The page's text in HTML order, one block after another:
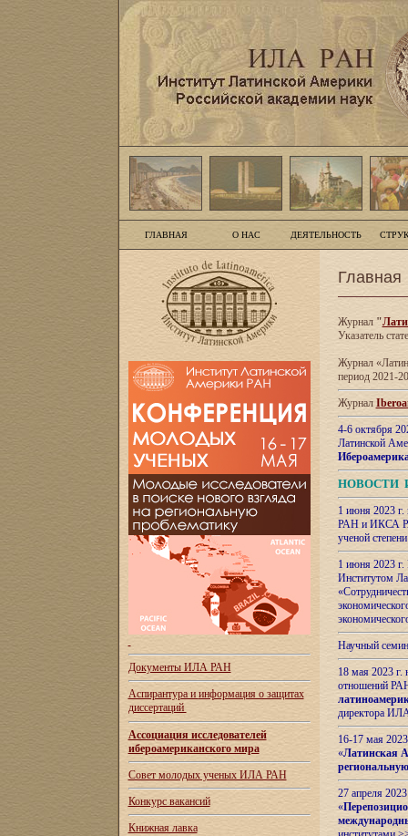
ГЛАВНАЯ О НАС ДЕЯТЕЛЬНОСТЬ
Документы ИЛА РАН
Аспирантура и информация о защитах
диссертаций
Ассоциация исследователей
ибероамериканского мира
Совет молодых ученых ИЛА РАН
Конкурс вакансий
Книжная лавка
Главная
Журнал"
Указатель
Журнал
период 2021-
Журнал
4-6 октября
Латинской
НОВОСТИ
1 июня 2023
РАН и ИКСА
ученой
1 июня 2023
Институтом
Научный
18 мая 2023
отношений
директора
16-17 мая
«Латинская
27 апреля
«